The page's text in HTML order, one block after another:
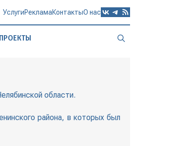
УслугиРекламаКонтактыО нас
области.
района, в которых был